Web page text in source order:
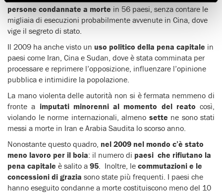
persone condannate a morte in 56 paesi, senza contare le
migliaia di esecuzioni probabilmente avvenute in Cina, dove
vige il segreto di stato.
Il 2009 ha anche visto un uso politico della pena capitale in
paesi come Iran, Cina e Sudan, dove è stata comminata per
processare e reprimere l’opposizione, influenzare l’opinione
pubblica e intimidire la popolazione.
La mano violenta delle autorità non si è fermata nemmeno di
fronte a imputati minorenni al momento del reato così,
violando le norme internazionali, almeno sette ne sono stati
messi a morte in Iran e Arabia Saudita lo scorso anno.
Nonostante questo quadro, nel 2009 nel mondo c’è stato
meno lavoro per il boia: il numero di paesi che rifiutano la
pena capitale è salito a 95. Inoltre, le commutazioni e le
concessioni di grazia sono state più frequenti. I paesi che
hanno eseguito condanne a morte costituiscono meno del 10